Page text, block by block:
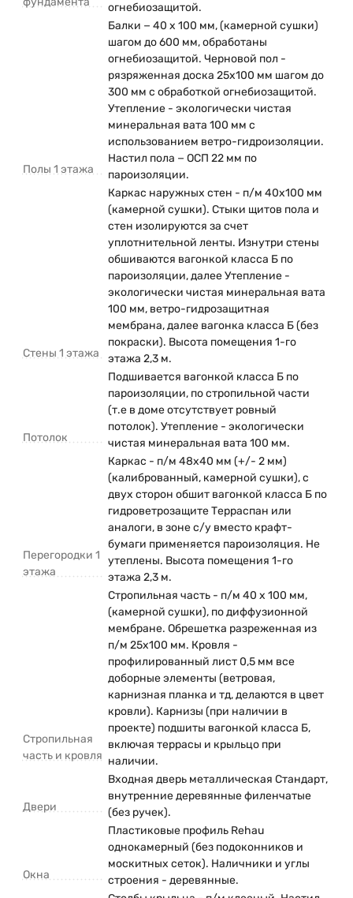
огнебиозащитой.
Полы 1 этажа
Балки − 40 х 100 мм, (камерной сушки)
шагом до 600 мм, обработаны
огнебиозащитой. Черновой пол -
рязряженная доска 25х100 мм шагом до
300 мм с обработкой огнебиозащитой.
Утепление - экологически чистая
минеральная вата 100 мм с
использованием ветро-гидроизоляции.
Настил пола − ОСП 22 мм по
пароизоляции.
Стены 1 этажа
Каркас наружных стен - п/м 40х100 мм
(камерной сушки). Стыки щитов пола и
стен изолируются за счет
уплотнительной ленты. Изнутри стены
обшиваются вагонкой класса Б по
пароизоляции, далее Утепление -
экологически чистая минеральная вата
100 мм, ветро-гидрозащитная
мембрана, далее вагонка класса Б (без
покраски). Высота помещения 1-го
этажа 2,3 м.
Потолок
Подшивается вагонкой класса Б по
пароизоляции, по стропильной части
(т.е в доме отсутствует ровный
потолок). Утепление - экологически
чистая минеральная вата 100 мм.
Перегородки 1
этажа
Каркас - п/м 48х40 мм (+/- 2 мм)
(калиброванный, камерной сушки), с
двух сторон обшит вагонкой класса Б по
гидроветрозащите Терраспан или
аналоги, в зоне с/у вместо крафт-
бумаги применяется пароизоляция. Не
утеплены. Высота помещения 1-го
этажа 2,3 м.
Стропильная
часть и кровля
Стропильная часть - п/м 40 х 100 мм,
(камерной сушки), по диффузионной
мембране. Обрешетка разреженная из
п/м 25х100 мм. Кровля -
профилированный лист 0,5 мм все
доборные элементы (ветровая,
карнизная планка и тд, делаются в цвет
кровли). Карнизы (при наличии в
проекте) подшиты вагонкой класса Б,
включая террасы и крыльцо при
наличии.
Двери
Входная дверь металлическая Стандарт,
внутренние деревянные филенчатые
(без ручек).
Окна
Пластиковые профиль Rehau
однокамерный (без подоконников и
москитных сеток). Наличники и углы
строения - деревянные.